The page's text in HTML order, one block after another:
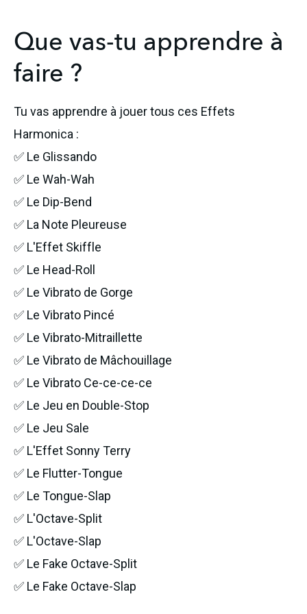
Que vas-tu apprendre à
faire ?
Tu vas apprendre à jouer tous ces Effets
Harmonica :
✅ Le Glissando
✅ Le Wah-Wah
✅ Le Dip-Bend
✅ La Note Pleureuse
✅ L'Effet Skiffle
✅ Le Head-Roll
✅ Le Vibrato de Gorge
✅ Le Vibrato Pincé
✅ Le Vibrato-Mitraillette
✅ Le Vibrato de Mâchouillage
✅ Le Vibrato Ce-ce-ce-ce
✅ Le Jeu en Double-Stop
✅ Le Jeu Sale
✅ L'Effet Sonny Terry
✅ Le Flutter-Tongue
✅ Le Tongue-Slap
✅ L'Octave-Split
✅ L'Octave-Slap
✅ Le Fake Octave-Split
✅ Le Fake Octave-Slap